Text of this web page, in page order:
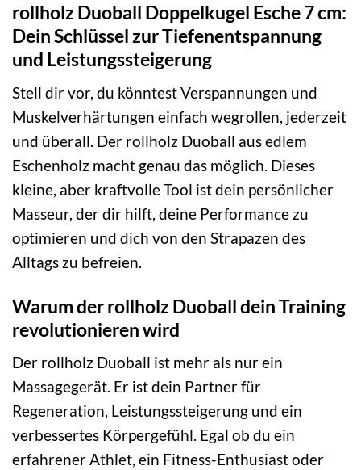
rollholz Duoball Doppelkugel Esche 7 cm:
Dein Schlüssel zur Tiefenentspannung
und Leistungssteigerung
Stell dir vor, du könntest Verspannungen und
Muskelverhärtungen einfach wegrollen, jederzeit
und überall. Der rollholz Duoball aus edlem
Eschenholz macht genau das möglich. Dieses
kleine, aber kraftvolle Tool ist dein persönlicher
Masseur, der dir hilft, deine Performance zu
optimieren und dich von den Strapazen des
Alltags zu befreien.
Warum der rollholz Duoball dein Training
revolutionieren wird
Der rollholz Duoball ist mehr als nur ein
Massagegerät. Er ist dein Partner für
Regeneration, Leistungssteigerung und ein
verbessertes Körpergefühl. Egal ob du ein
erfahrener Athlet, ein Fitness-Enthusiast oder